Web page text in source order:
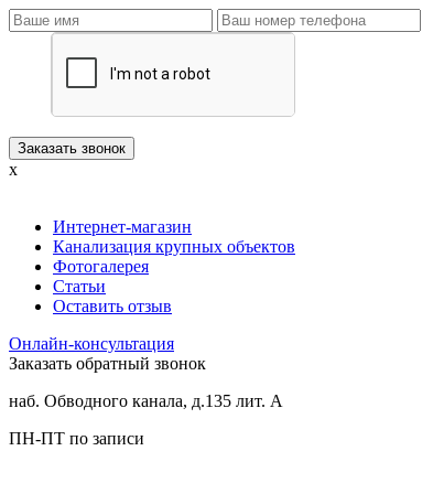
x
Интернет-магазин
Канализация крупных объектов
Фотогалерея
Статьи
Оставить отзыв
Онлайн-консультация
Заказать обратный звонок
наб. Обводного канала, д.135 лит. А
ПН-ПТ по записи